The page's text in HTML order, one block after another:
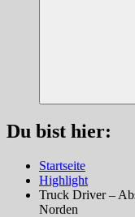
Du bist hier:
Startseite
Highlight
Truck Driver –
Norden